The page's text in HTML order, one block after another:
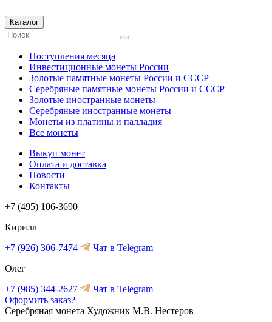
Каталог
Поступления месяца
Инвестиционные монеты России
Золотые памятные монеты России и СССР
Серебряные памятные монеты России и СССР
Золотые иностранные монеты
Серебряные иностранные монеты
Монеты из платины и палладия
Все монеты
Выкуп монет
Оплата и доставка
Новости
Контакты
+7 (495) 106-3690
Кирилл
+7 (926) 306-7474
Чат в Telegram
Олег
+7 (985) 344-2627
Чат в Telegram
Оформить заказ?
Серебряная монета Художник М.В. Нестеров